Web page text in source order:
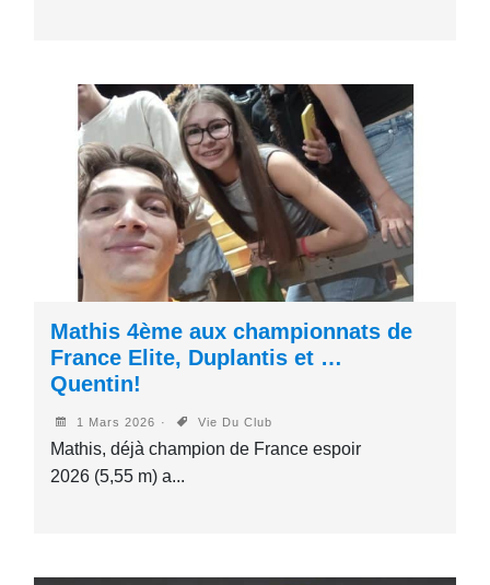
Mathis 4ème aux championnats de
France Elite, Duplantis et …
Quentin!
1 Mars 2026 Vie Du Club
Mathis, déjà champion de France espoir
2026 (5,55 m) a...